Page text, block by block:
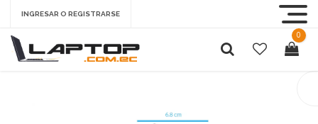
INGRESAR O REGISTRARSE
0